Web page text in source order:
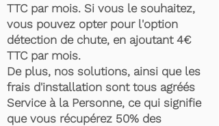
TTC par mois. Si vous le souhaitez,
vous pouvez opter pour l'option
détection de chute, en ajoutant 4€
TTC par mois.
De plus, nos solutions, ainsi que les
frais d'installation sont tous agréés
Service à la Personne, ce qui signifie
que vous récupérez 50% des